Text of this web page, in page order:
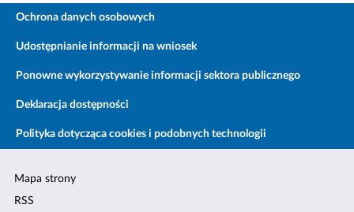
Ochrona danych osobowych
Udostępnianie informacji na wniosek
Ponowne wykorzystywanie informacji sektora publicznego
Deklaracja dostępności
Polityka dotycząca cookies i podobnych technologii
Mapa strony
RSS